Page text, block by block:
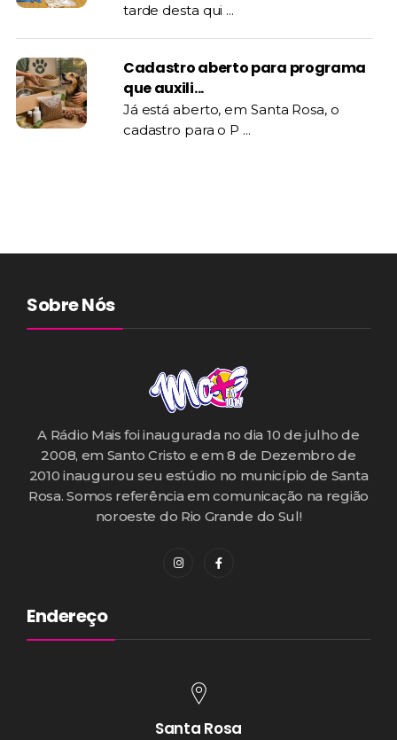
tarde desta qui ...
Cadastro aberto para programa
que auxili...
Já está aberto, em Santa Rosa, o
cadastro para o P ...
Sobre Nós
A Rádio Mais foi inaugurada no dia 10 de julho de
2008, em Santo Cristo e em 8 de Dezembro de
2010 inaugurou seu estúdio no município de Santa
Rosa. Somos referência em comunicação na região
noroeste do Rio Grande do Sul!
Endereço
Santa Rosa